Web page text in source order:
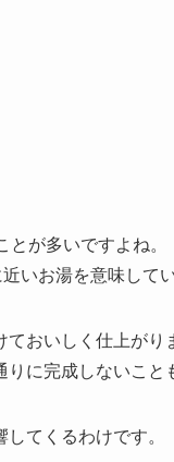
が多いですよね。
いお湯を意味してい
おいしく仕上がり
に完成しないこと
てくるわけです。